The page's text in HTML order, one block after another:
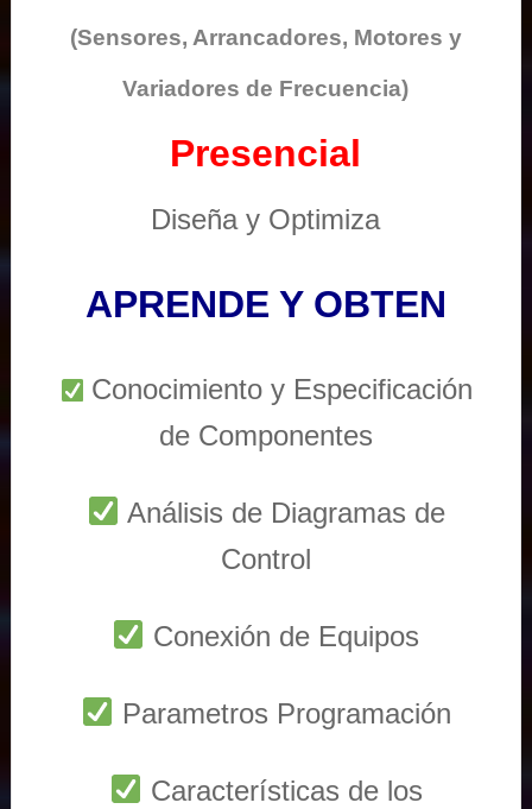
(Sensores, Arrancadores, Motores y
Variadores de Frecuencia)
Presencial
Diseña y Optimiza
APRENDE Y OBTEN
Conocimiento y Especificación
de Componentes
Análisis de Diagramas de
Control
Conexión de Equipos
Parametros Programación
Características de los